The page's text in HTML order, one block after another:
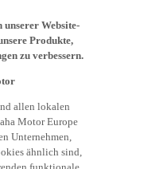
Website-
Produkte,
zu verbessern.
allen lokalen
Motor Europe
Unternehmen,
ähnlich sind,
funktionale